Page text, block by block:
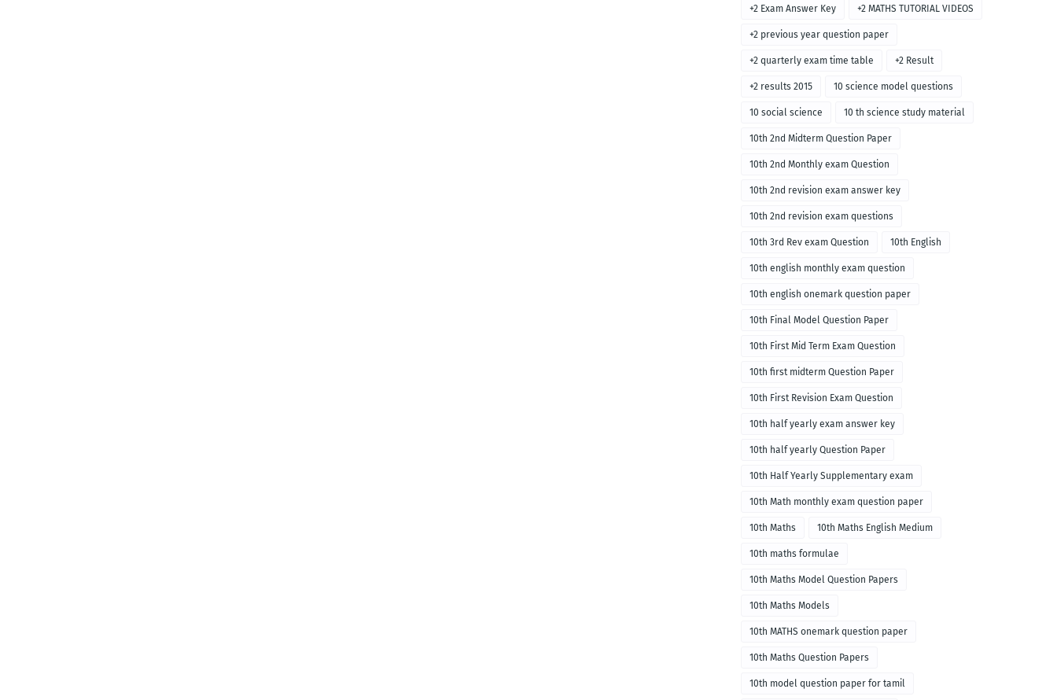
+2 Exam Answer Key +2 MATHS TUTORIAL VIDEOS
+2 previous year question paper
+2 quarterly exam time table +2 Result
+2 results 2015 10 science model questions
10 social science 10 th science study material
10th 2nd Midterm Question Paper
10th 2nd Monthly exam Question
10th 2nd revision exam answer key
10th 2nd revision exam questions
10th 3rd Rev exam Question 10th English
10th english monthly exam question
10th english onemark question paper
10th Final Model Question Paper
10th First Mid Term Exam Question
10th first midterm Question Paper
10th First Revision Exam Question
10th half yearly exam answer key
10th half yearly Question Paper
10th Half Yearly Supplementary exam
10th Math monthly exam question paper
10th Maths 10th Maths English Medium
10th maths formulae
10th Maths Model Question Papers
10th Maths Models
10th MATHS onemark question paper
10th Maths Question Papers
10th model question paper for tamil